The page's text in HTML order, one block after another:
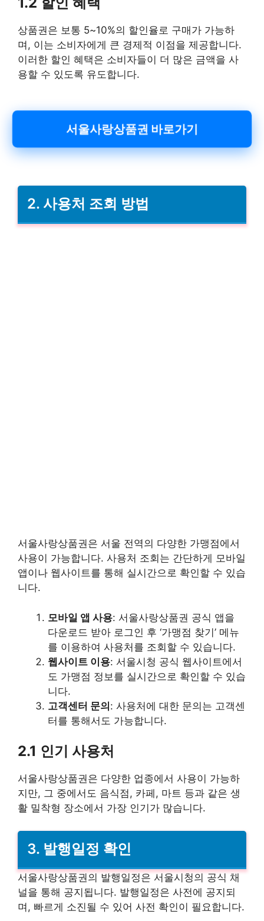
상품권은 보통 5~10%의 할인율로 구매가 가능하
며, 이는 소비자에게 큰 경제적 이점을 제공합니다.
이러한 할인 혜택은 소비자들이 더 많은 금액을 사
용할 수 있도록 유도합니다.
서울사랑상품권 바로가기
2. 사용처 조회 방법
서울사랑상품권은 서울 전역의 다양한 가맹점에서
사용이 가능합니다. 사용처 조회는 간단하게 모바일
앱이나 웹사이트를 통해 실시간으로 확인할 수 있습
니다.
모바일 앱 사용: 서울사랑상품권 공식 앱을
다운로드 받아 로그인 후 ‘가맹점 찾기’ 메뉴
를 이용하여 사용처를 조회할 수 있습니다.
웹사이트 이용: 서울시청 공식 웹사이트에서
도 가맹점 정보를 실시간으로 확인할 수 있습
니다.
고객센터 문의: 사용처에 대한 문의는 고객센
터를 통해서도 가능합니다.
2.1 인기 사용처
서울사랑상품권은 다양한 업종에서 사용이 가능하
지만, 그 중에서도 음식점, 카페, 마트 등과 같은 생
활 밀착형 장소에서 가장 인기가 많습니다.
3. 발행일정 확인
서울사랑상품권의 발행일정은 서울시청의 공식 채
널을 통해 공지됩니다. 발행일정은 사전에 공지되
며, 빠르게 소진될 수 있어 사전 확인이 필요합니다.